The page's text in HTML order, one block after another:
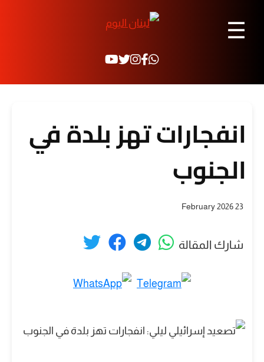
☰
انفجارات تهز بلدة في
الجنوب
23 February 2026
شارك المقالة